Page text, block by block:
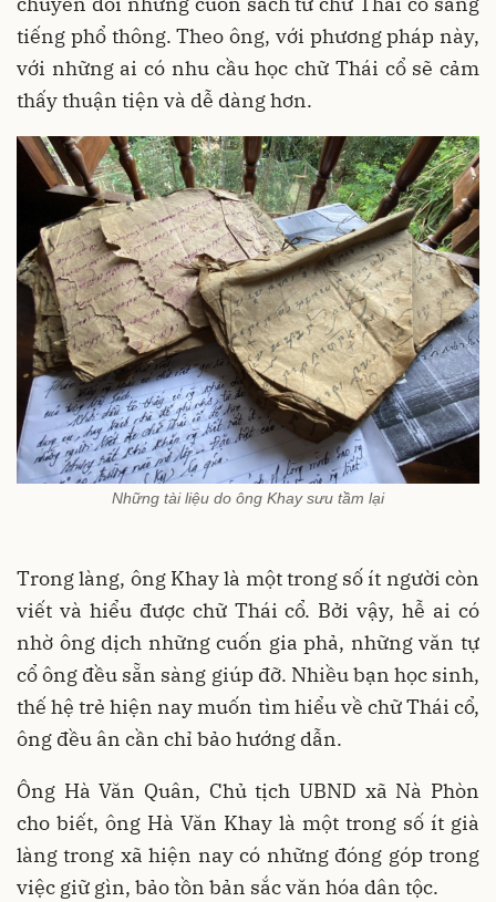
tiếng phổ thông. Theo ông, với phương pháp này,
với những ai có nhu cầu học chữ Thái cổ sẽ cảm
thấy thuận tiện và dễ dàng hơn.
Những tài liệu do ông Khay sưu tầm lại
Trong làng, ông Khay là một trong số ít người còn
viết và hiểu được chữ Thái cổ. Bởi vậy, hễ ai có
nhờ ông dịch những cuốn gia phả, những văn tự
cổ ông đều sẵn sàng giúp đỡ. Nhiều bạn học sinh,
thế hệ trẻ hiện nay muốn tìm hiểu về chữ Thái cổ,
ông đều ân cần chỉ bảo hướng dẫn.
Ông Hà Văn Quân, Chủ tịch UBND xã Nà Phòn
cho biết, ông Hà Văn Khay là một trong số ít già
làng trong xã hiện nay có những đóng góp trong
việc giữ gìn, bảo tồn bản sắc văn hóa dân tộc.